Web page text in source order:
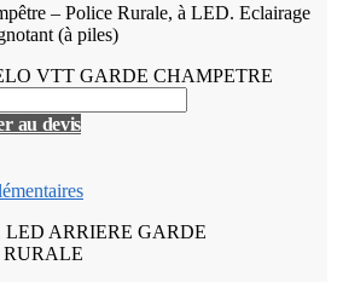
– Police Rurale, à LED. Eclairage
(à piles)
VTT GARDE CHAMPETRE
au devis
ARRIERE GARDE
RURALE